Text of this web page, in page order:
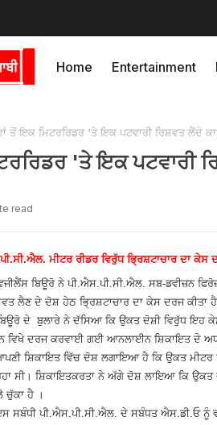
Home Entertainment
ਤੋਂ ਇਕ ਮਿਟਰਰਿਡਰ 'ਤੇ ਇਕ ਪਟਵਾਰੀ ਰਿਸ਼ਵਤ ਲੈਂਦੇ
'ਤੇ ਇਕ ਪਟਵਾਰੀ
read
ਮੀਟਰ ਰੀਡਰ ਵਿਰੁੱਧ ਭ੍ਰਿਸ਼ਟਾਚਾਰ ਦਾ ਕੇਸ
ਬਿਊਰੋ ਨੇ ਪੀ.ਐਸ.ਪੀ.ਸੀ.ਐਲ. ਸਬ-ਡਵੀਜ਼ਨ
ਲੈਣ ਦੇ ਦੋਸ਼ ਹੇਠ ਭ੍ਰਿਸ਼ਟਾਚਾਰ ਦਾ ਕੇਸ ਦਰਜ ਕੀਤਾ
ਦੇ ਬੁਲਾਰੇ ਨੇ ਦੱਸਿਆ ਕਿ ਉਕਤ ਦੋਸ਼ੀ ਵਿਰੁੱਧ ਇਹ
ਵਿਖੇ ਦਰਜ ਕਰਵਾਈ ਗਈ ਆਨਲਾਈਨ ਸ਼ਿਕਾਇਤ ਦੇ
ਸ਼ਿਕਾਇਤ ਵਿੱਚ ਦੋਸ਼ ਲਗਾਇਆ ਹੈ ਕਿ ਉਕਤ ਮੀਟਰ
ਸੀ। ਸ਼ਿਕਾਇਤਕਰਤਾ ਨੇ ਅੱਗੇ ਦੋਸ਼ ਲਾਇਆ ਕਿ
ਚੁੱਕਾ ਹੈ ।
ਸਬੰਧੀ ਪੀ.ਐਸ.ਪੀ.ਸੀ.ਐਲ. ਦੇ ਸਬੰਧਤ ਐਸ.ਡੀ.ਓ ਨੂੰ